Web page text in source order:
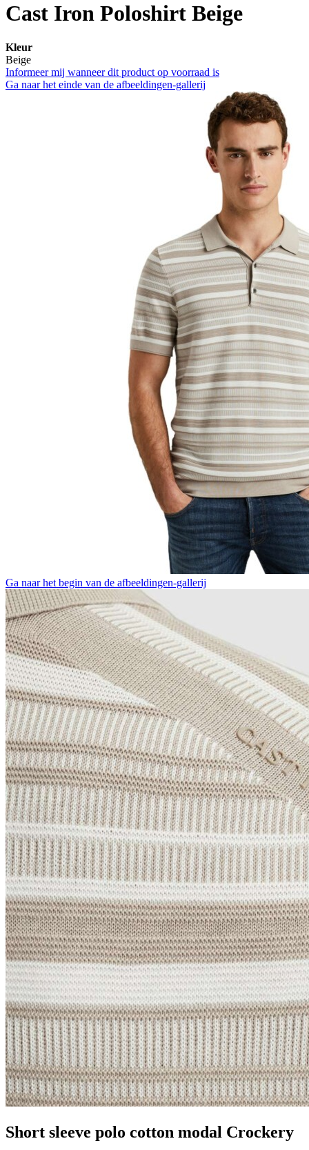
Cast Iron Poloshirt Beige
Kleur
Beige
Informeer mij wanneer dit product op voorraad is
Ga naar het einde van de afbeeldingen-gallerij
Ga naar het begin van de afbeeldingen-gallerij
Short sleeve polo cotton modal Crockery